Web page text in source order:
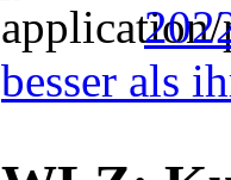
besser als